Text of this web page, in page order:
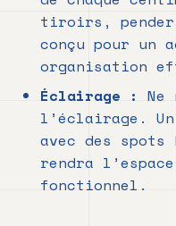
tiroirs,
conçu pour un
organisation
Éclairage : Ne
l’éclairage.
avec des spots
rendra
fonctionnel.